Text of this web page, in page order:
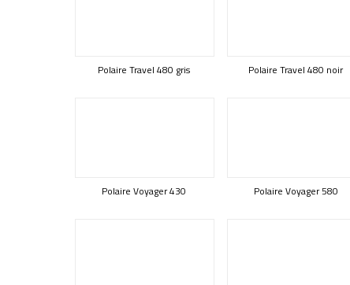
Polaire Travel 480 gris Polaire Travel 480 noir
Polaire Voyager 430 Polaire Voyager 580